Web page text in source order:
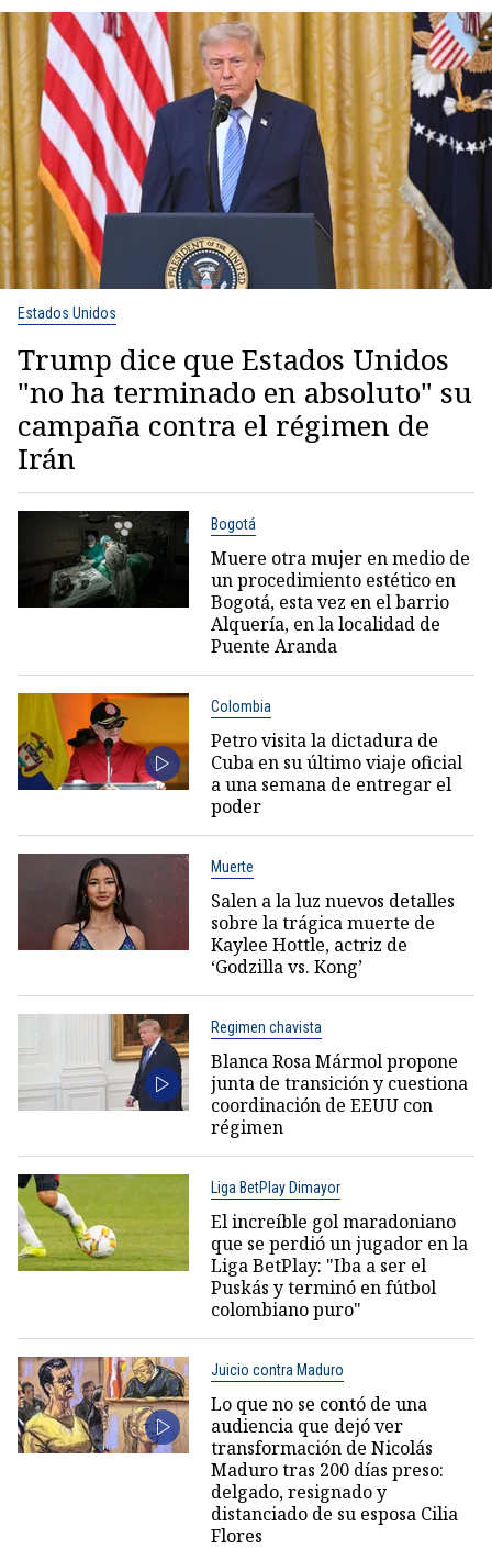
Estados Unidos
Trump dice que Estados Unidos
"no ha terminado en absoluto" su
campaña contra el régimen de
Irán
Bogotá
Muere otra mujer en medio de
un procedimiento estético en
Bogotá, esta vez en el barrio
Alquería, en la localidad de
Puente Aranda
Colombia
Petro visita la dictadura de
Cuba en su último viaje oficial
a una semana de entregar el
poder
Muerte
Salen a la luz nuevos detalles
sobre la trágica muerte de
Kaylee Hottle, actriz de
‘Godzilla vs. Kong’
Regimen chavista
Blanca Rosa Mármol propone
junta de transición y cuestiona
coordinación de EEUU con
régimen
Liga BetPlay Dimayor
El increíble gol maradoniano
que se perdió un jugador en la
Liga BetPlay: "Iba a ser el
Puskás y terminó en fútbol
colombiano puro"
Juicio contra Maduro
Lo que no se contó de una
audiencia que dejó ver
transformación de Nicolás
Maduro tras 200 días preso:
delgado, resignado y
distanciado de su esposa Cilia
Flores